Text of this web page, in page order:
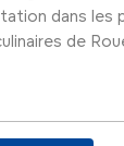
dans les
de